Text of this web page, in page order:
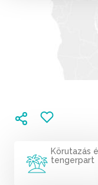
Körutazás
tengerpart